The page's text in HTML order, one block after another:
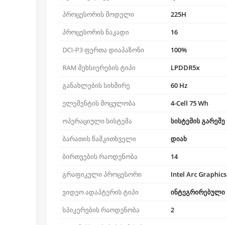
პროცესორის მოდელი
225H
პროცესორის ნაკადი
16
DCI-P3 ფერთა დიაპაზონი
100%
RAM მეხსიერების ტიპი
LPDDR5x
განახლების სიხშირე
60 Hz
ელემენტის მოცულობა
4-Cell 75 Wh
ოპერაციული სისტემა
სისტემის გარეშე
ბარათის წამკითხველი
დიახ
ბირთვების რაოდენობა
14
გრაფიკული პროცესორი
Intel Arc Graphics
ვიდეო ადაპტერის ტიპი
ინტეგრირებული
სპიკერების რაოდენობა
2